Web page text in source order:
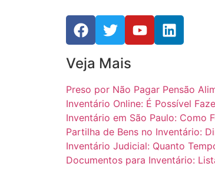
Veja Mais
Preso por Não Pagar Pensão
Inventário Online: É Possível
Inventário em São Paulo: Como
Partilha de Bens no Inventário:
Inventário Judicial: Quanto
Documentos para Inventário: